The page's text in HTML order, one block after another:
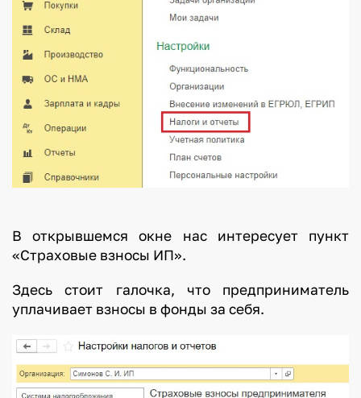
В открывшемся окне нас интересует пункт
«Страховые взносы ИП».
Здесь стоит галочка, что предприниматель
уплачивает взносы в фонды за себя.